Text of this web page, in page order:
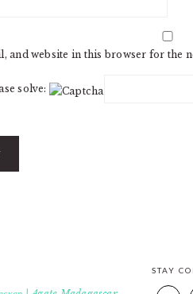
and website in this browser for the
solve:
STAY